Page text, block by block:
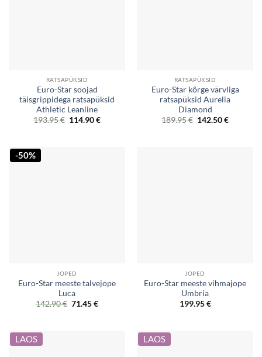
RATSAPÜKSID
Euro-Star soojad
täisgrippidega ratsapüksid
Athletic Leanline
193.95€ Original
114.90€Current
RATSAPÜKSID
Euro-Star kõrge värvliga
ratsapüksid Aurelia
Diamond
189.95€ Original
142.50€Current
-50%
JOPED
Euro-Star meeste talvejope
Luca
142.90€ Original
71.45€Current
JOPED
Euro-Star meeste vihmajope
Umbria
199.95€
LAOS LAOS